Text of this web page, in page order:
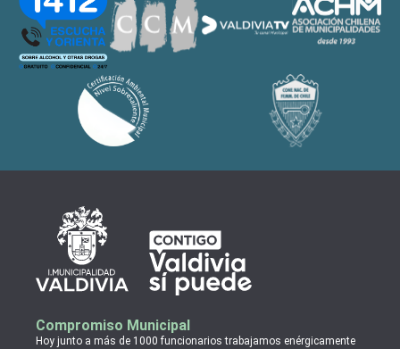
Compromiso Municipal
Hoy junto a más de 1000 funcionarios trabajamos enérgicamente